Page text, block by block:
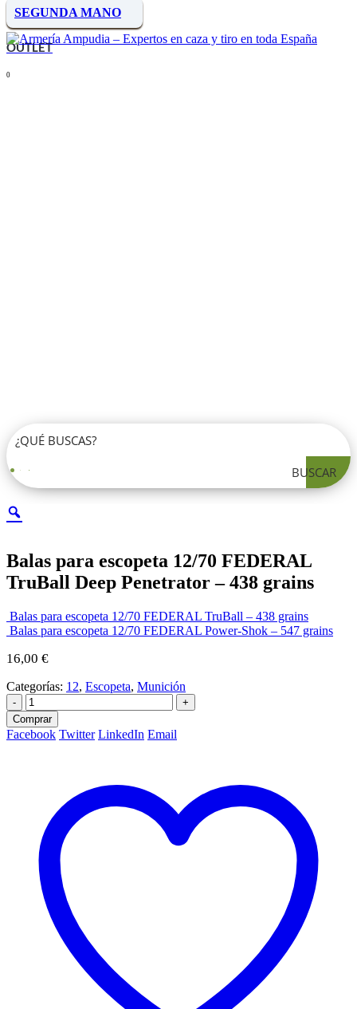
SEGUNDA MANO
OUTLET
0
BUSCAR
Balas para escopeta 12/70 FEDERAL
TruBall Deep Penetrator – 438 grains
Balas para escopeta 12/70 FEDERAL TruBall – 438 grains
Balas para escopeta 12/70 FEDERAL Power-Shok – 547 grains
16,00 €
Categorías: 12, Escopeta, Munición
-
+
Comprar
Facebook Twitter LinkedIn Email